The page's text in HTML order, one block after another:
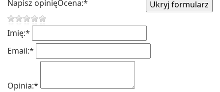
Napisz opinięOcena:*
Imię:*
Email:*
Opinia:*